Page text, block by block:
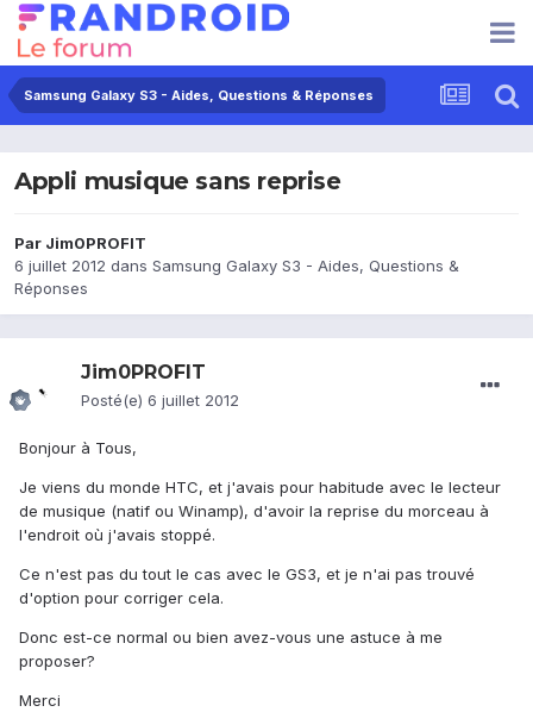
Samsung Galaxy S3 - Aides, Questions & Réponses
Appli musique sans reprise
Par Jim0PROFIT
6 juillet 2012 dans Samsung Galaxy S3 - Aides, Questions &
Réponses
Jim0PROFIT
Posté(e) 6 juillet 2012
Bonjour à Tous,
Je viens du monde HTC, et j'avais pour habitude avec le lecteur
de musique (natif ou Winamp), d'avoir la reprise du morceau à
l'endroit où j'avais stoppé.
Ce n'est pas du tout le cas avec le GS3, et je n'ai pas trouvé
d'option pour corriger cela.
Donc est-ce normal ou bien avez-vous une astuce à me
proposer?
Merci